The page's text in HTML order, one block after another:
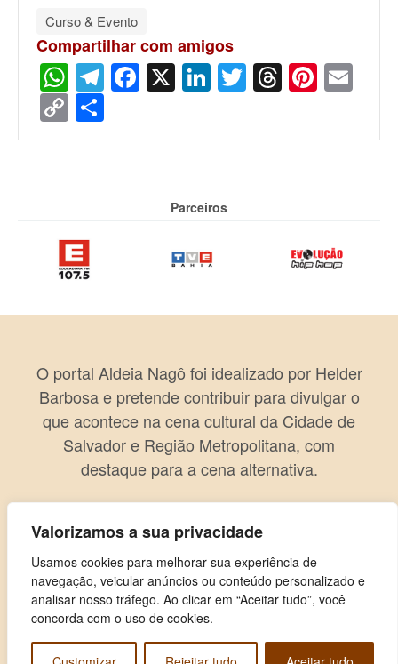
Valorizamos a sua privacidade
Usamos cookies para melhorar sua experiência de
navegação, veicular anúncios ou conteúdo personalizado e
analisar nosso tráfego. Ao clicar em “Aceitar tudo”, você
concorda com o uso de cookies.
Curso & Evento
Compartilhar com amigos
WhatsApp
Telegram
Facebook
X LinkedIn
Twitter
Threads
Copy
Link
Parceiros
O portal Aldeia Nagô foi idealizado por Helder
Barbosa e pretende contribuir para divulgar o
que acontece na cena cultural da Cidade de
Salvador e Região Metropolitana, com
destaque para a cena alternativa.